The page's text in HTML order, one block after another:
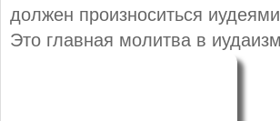
должен произноситься
Это главная молитва в